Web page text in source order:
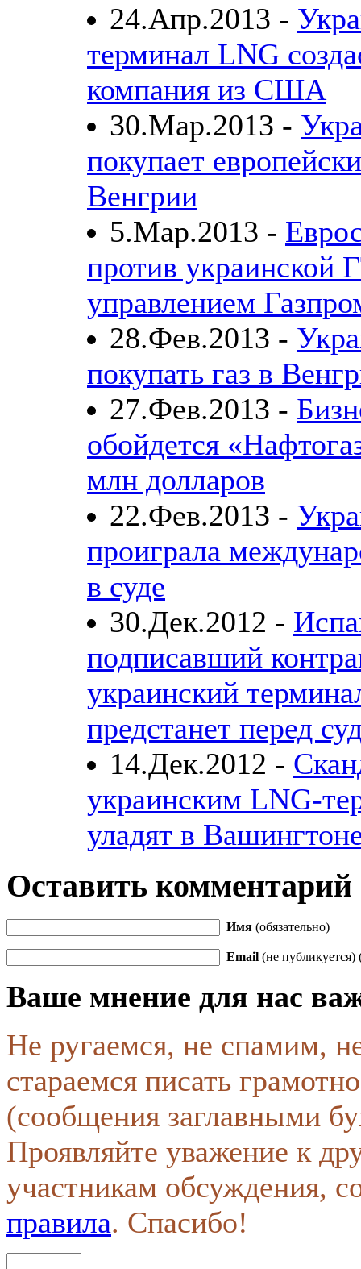
24.Апр.2013 -
терминал LNG
компания из США
30.Мар.2013 -
покупает
Венгрии
5.Мар.2013 -
против украинской
управлением
28.Фев.2013 -
покупать газ в
27.Фев.2013 -
обойдется
млн долларов
22.Фев.2013 -
проиграла
в суде
30.Дек.2012 -
подписавший
украинский
предстанет перед
14.Дек.2012 -
украинским LNG-
уладят в
Оставить комментарий
Имя (обязательно)
Email (не публикуется)
Ваше мнение для нас
Не ругаемся, не спамим,
стараемся писать
(сообщения заглавными
Проявляйте уважение к
участникам обсуждения,
правила. Спасибо!